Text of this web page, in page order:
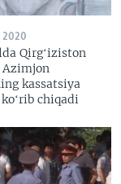
2020
Qirgʻiziston
kassatsiya
chiqadi